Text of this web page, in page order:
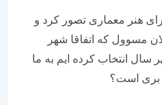
معماری تصور کرد و
که اتفاقا شهر
کرده ایم به ما